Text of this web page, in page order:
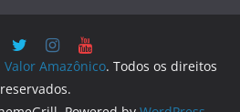
Valor Amazônico. Todos os direitos
reservados.